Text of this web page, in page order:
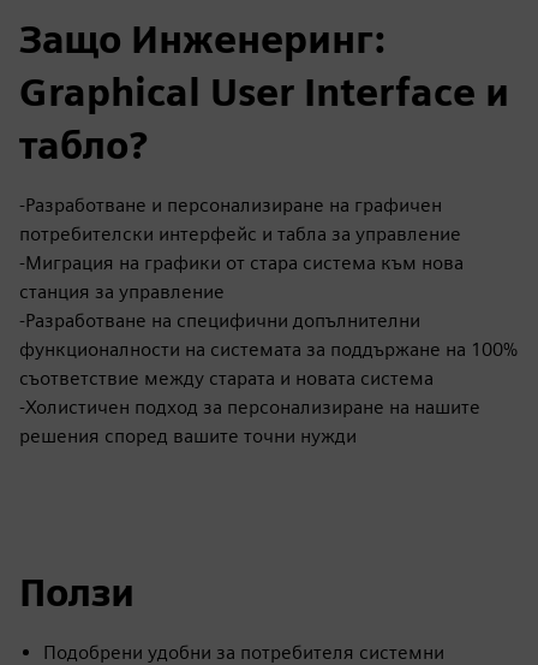
Защо Инженеринг:
Graphical User Interface и
табло?
-Разработване и персонализиране на графичен
потребителски интерфейс и табла за управление
-Миграция на графики от стара система към нова
станция за управление
-Разработване на специфични допълнителни
функционалности на системата за поддържане на 100%
съответствие между старата и новата система
-Холистичен подход за персонализиране на нашите
решения според вашите точни нужди
Ползи
Подобрени удобни за потребителя системни